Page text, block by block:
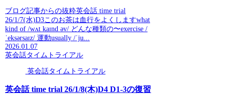
ブログ記事からの抜粋英会話 time trial
26/1/7(水)D3このお茶は血行をよくしますwhat
kind of /wʌt kaɪnd əv/ どんな種類の〜exercise /
ˈeksərsaɪz/ 運動usually /ˈju...
2026.01.07
英会話タイムトライアル
英会話タイムトライアル
英会話 time trial 26/1/8(木)D4 D1-3の復習